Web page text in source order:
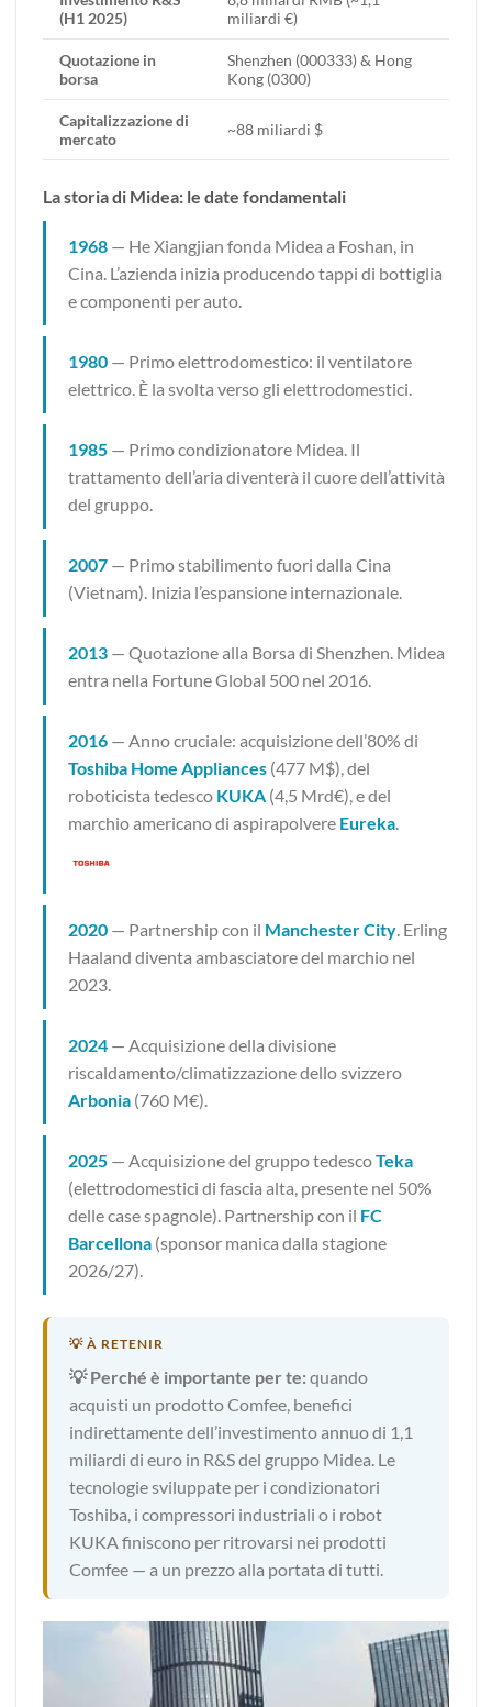
(H1 2025)
miliardi €)
Quotazione in
borsa
Shenzhen (000333) & Hong
Kong (0300)
Capitalizzazione di
mercato
~88 miliardi $
La storia di Midea: le date fondamentali
1968 — He Xiangjian fonda Midea a Foshan, in
Cina. L’azienda inizia producendo tappi di bottiglia
e componenti per auto.
1980 — Primo elettrodomestico: il ventilatore
elettrico. È la svolta verso gli elettrodomestici.
1985 — Primo condizionatore Midea. Il
trattamento dell’aria diventerà il cuore dell’attività
del gruppo.
2007 — Primo stabilimento fuori dalla Cina
(Vietnam). Inizia l’espansione internazionale.
2013 — Quotazione alla Borsa di Shenzhen. Midea
entra nella Fortune Global 500 nel 2016.
2016 — Anno cruciale: acquisizione dell’80% di
Toshiba Home Appliances (477 M$), del
roboticista tedesco KUKA (4,5 Mrd€), e del
marchio americano di aspirapolvere Eureka
2020 — Partnership con il Manchester City . Erling
Haaland diventa ambasciatore del marchio nel
2023.
2024 — Acquisizione della divisione
riscaldamento/climatizzazione dello svizzero
Arbonia (760 M€).
2025 — Acquisizione del gruppo tedescoTeka
(elettrodomestici di fascia alta, presente nel 50%
delle case spagnole). Partnership con il FC
Barcellona (sponsor manica dalla stagione
2026/27).
💡 Perché è importante per te:quando
acquisti un prodotto Comfee, benefici
indirettamente dell’investimento annuo di 1,1
miliardi di euro in R&S del gruppo Midea. Le
tecnologie sviluppate per i condizionatori
Toshiba, i compressori industriali o i robot
KUKA finiscono per ritrovarsi nei prodotti
Comfee — a un prezzo alla portata di tutti.